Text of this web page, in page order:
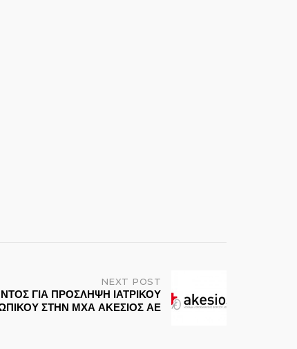
NEXT POST
ΓΙΑ ΠΡΟΣΛΗΨΗ ΙΑΤΡΙΚΟΥ
ΣΤΗΝ ΜΧΑ ΑΚΕΣΙΟΣ ΑΕ